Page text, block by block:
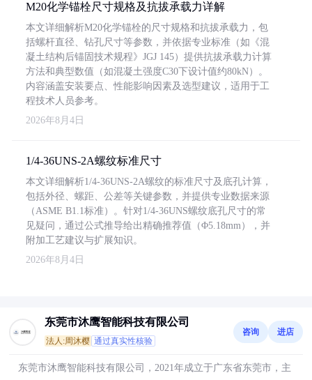
M20化学锚栓尺寸规格及抗拔承载力详解
本文详细解析M20化学锚栓的尺寸规格和抗拔承载力，包
括螺杆直径、钻孔尺寸等参数，并依据专业标准（如《混
凝土结构后锚固技术规程》JGJ 145）提供抗拔承载力计算
方法和典型数值（如混凝土强度C30下设计值约80kN）。
内容涵盖安装要点、性能影响因素及选型建议，适用于工
程技术人员参考。
2026年8月4日
1/4-36UNS-2A螺纹标准尺寸
本文详细解析1/4-36UNS-2A螺纹的标准尺寸及底孔计算，
包括外径、螺距、公差等关键参数，并提供专业数据来源
（ASME B1.1标准）。针对1/4-36UNS螺纹底孔尺寸的常
见疑问，通过公式推导给出精确推荐值（Φ5.18mm），并
附加工艺建议与扩展知识。
2026年8月4日
东莞市沐鹰智能科技有限公司
法人:周沐樱 通过真实性核验
咨询 进店
东莞市沐鹰智能科技有限公司，2021年成立于广东省东莞市，主